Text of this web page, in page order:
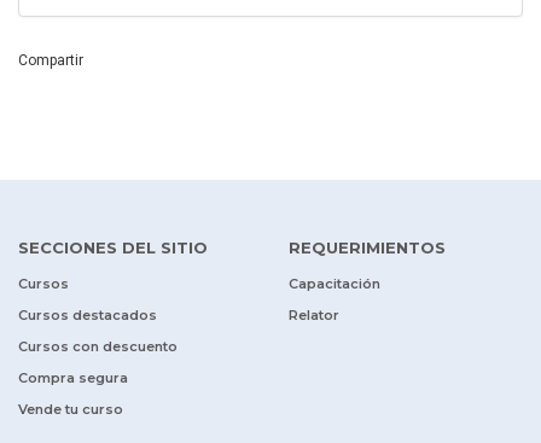
Compartir
SECCIONES DEL SITIO
Cursos
Cursos destacados
Cursos con descuento
Compra segura
Vende tu curso
REQUERIMIENTOS
Capacitación
Relator